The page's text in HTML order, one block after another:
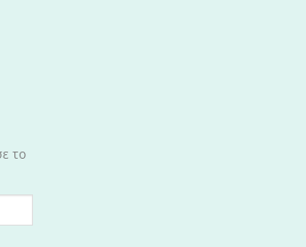
το